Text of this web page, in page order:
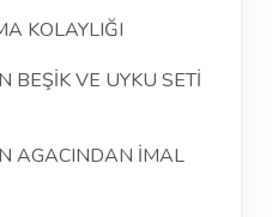
KOLAYLIĞI
BEŞİK VE UYKU SETİ
AGACINDAN İMAL